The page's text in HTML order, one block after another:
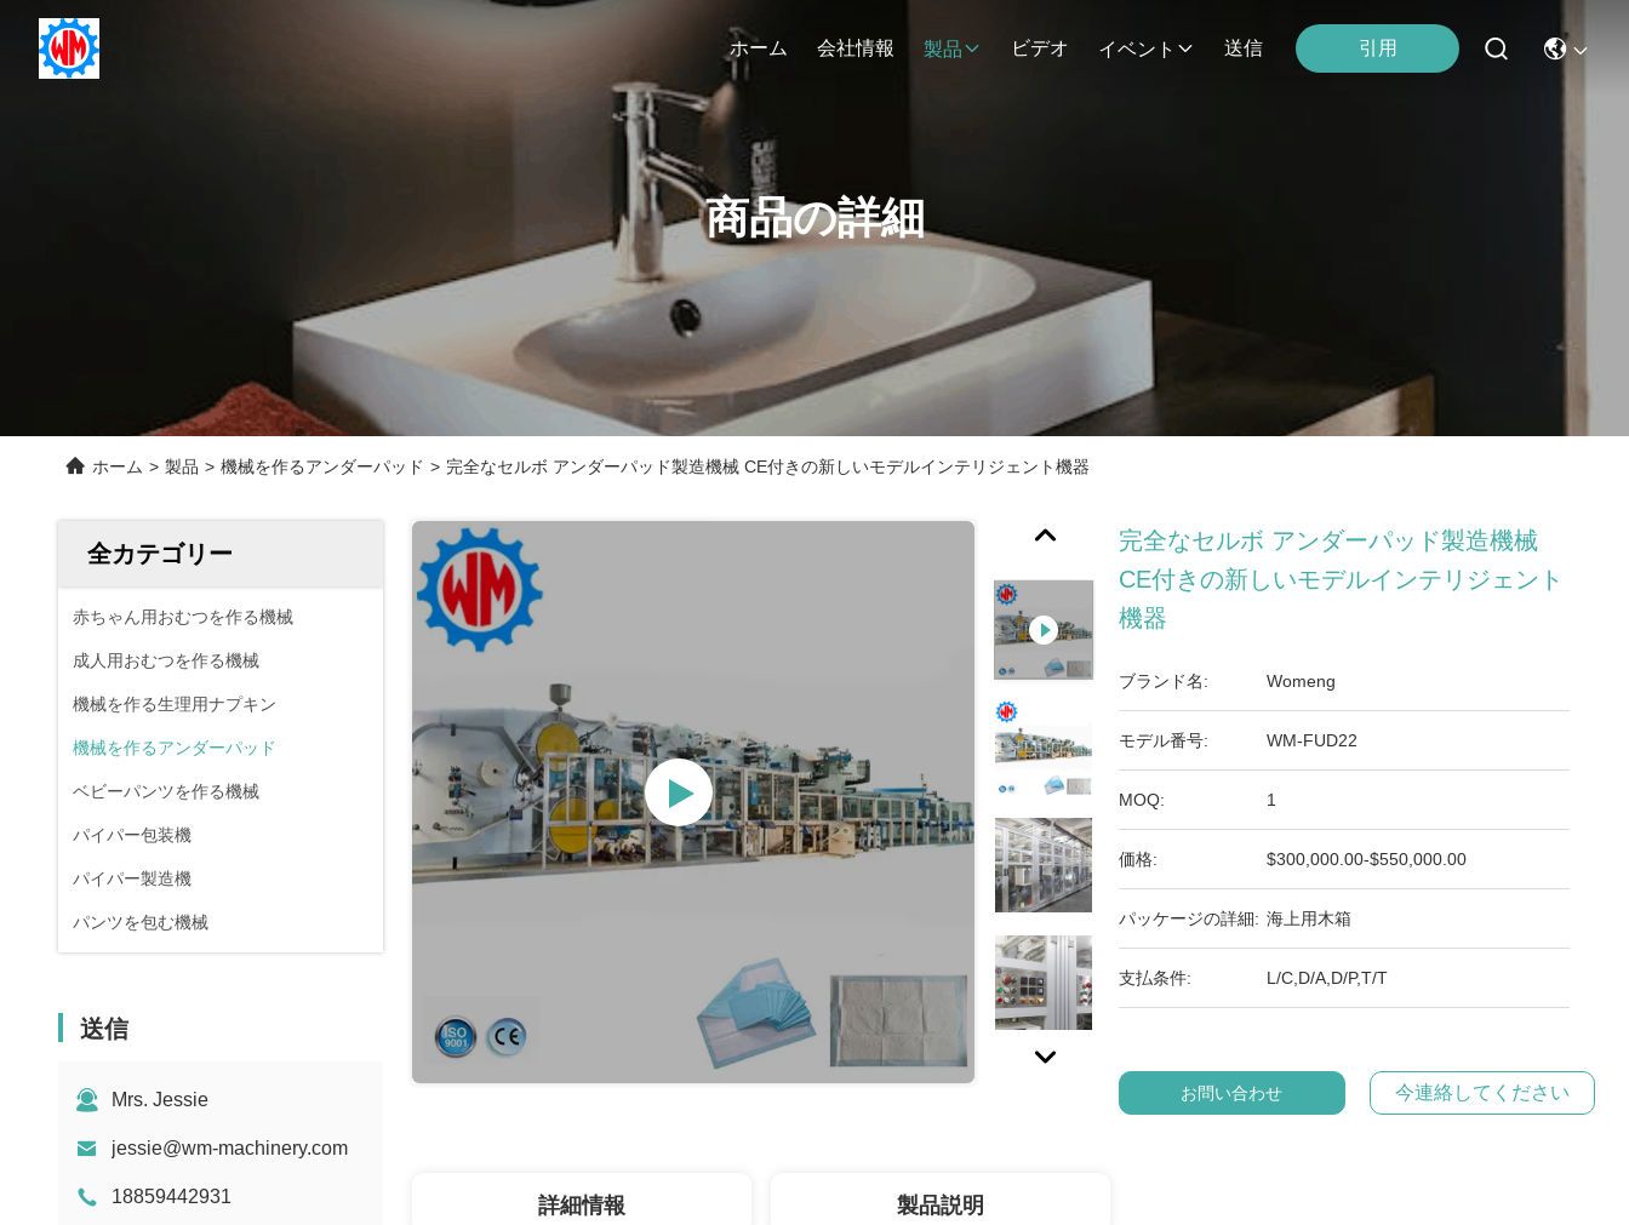
ホーム 会社情報 製品 ビデオ イベント 送信 引用
商品の詳細
ホーム > 製品 > 機械を作るアンダーパッド > 完全なセルボ アンダーパッド製造機械 CE付きの新しいモデルインテリジェント機器
全カテゴリー
赤ちゃん用おむつを作る機械
成人用おむつを作る機械
機械を作る生理用ナプキン
機械を作るアンダーパッド
ベビーパンツを作る機械
パイパー包装機
パイパー製造機
パンツを包む機械
送信
Mrs. Jessie
jessie@wm-machinery.com
18859442931
完全なセルボ アンダーパッド製造機械
CE付きの新しいモデルインテリジェント
機器
ブランド名: Womeng
モデル番号: WM-FUD22
MOQ: 1
価格: $300,000.00-$550,000.00
パッケージの詳細: 海上用木箱
支払条件: L/C,D/A,D/P,T/T
お問い合わせ 今連絡してください
詳細情報 製品説明